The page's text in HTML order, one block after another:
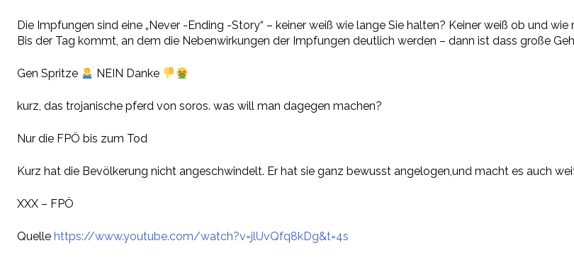
Die Impfungen sind eine „Never -Ending -Story“ – keiner weiß wie lange Sie halten? Keiner weiß ob und
Bis der Tag kommt, an dem die Nebenwirkungen der Impfungen deutlich werden – dann ist dass große
Gen Spritze NEIN Danke
kurz, das trojanische pferd von soros. was will man dagegen machen?
Nur die FPÖ bis zum Tod
Kurz hat die Bevölkerung nicht angeschwindelt. Er hat sie ganz bewusst angelogen,und macht es auch
XXX – FPÖ
Quelle https://www.youtube.com/watch?v=jlUvQfq8kDg&t=4s